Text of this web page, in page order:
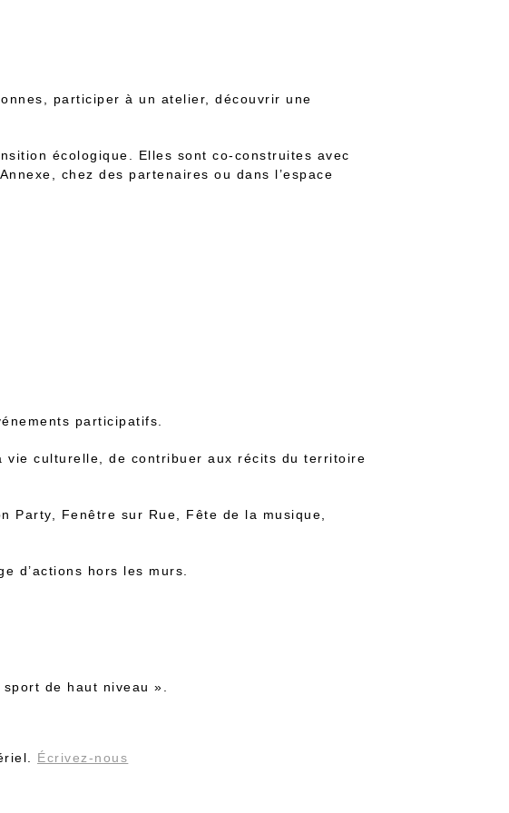
participer à un atelier, découvrir une
écologique. Elles sont co-construites avec
chez des partenaires ou dans l’espace
participatifs.
vie culturelle, de contribuer aux récits du territoire
Party, Fenêtre sur Rue, Fête de la musique,
d’actions hors les murs.
de haut niveau ».
Écrivez-nous